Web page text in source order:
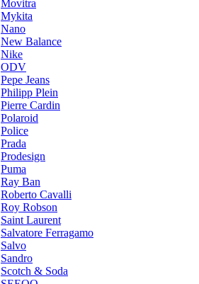
Movitra
Mykita
Nano
New Balance
Nike
ODV
Pepe Jeans
Philipp Plein
Pierre Cardin
Polaroid
Police
Prada
Prodesign
Puma
Ray Ban
Roberto Cavalli
Roy Robson
Saint Laurent
Salvatore Ferragamo
Salvo
Sandro
Scotch & Soda